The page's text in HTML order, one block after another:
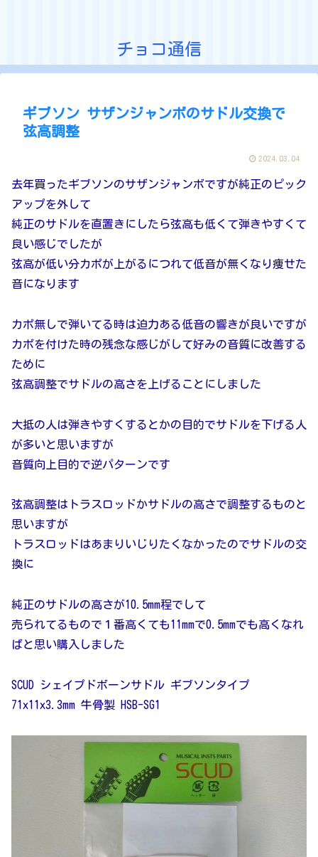
チョコ通信
ギブソン サザンジャンボのサドル交換で
弦高調整
2024.03.04
去年買ったギブソンのサザンジャンボですが純正のピック
アップを外して
純正のサドルを直置きにしたら弦高も低くて弾きやすくて
良い感じでしたが
弦高が低い分カポが上がるにつれて低音が無くなり痩せた
音になります
カポ無しで弾いてる時は迫力ある低音の響きが良いですが
カポを付けた時の残念な感じがして好みの音質に改善する
ために
弦高調整でサドルの高さを上げることにしました
大抵の人は弾きやすくするとかの目的でサドルを下げる人
が多いと思いますが
音質向上目的で逆パターンです
弦高調整はトラスロッドかサドルの高さで調整するものと
思いますが
トラスロッドはあまりいじりたくなかったのでサドルの交
換に
純正のサドルの高さが10.5mm程でして
売られてるもので１番高くても11mmで0.5mmでも高くなれ
ばと思い購入しました
SCUD シェイプドボーンサドル ギブソンタイプ
71x11x3.3mm 牛骨製 HSB-SG1